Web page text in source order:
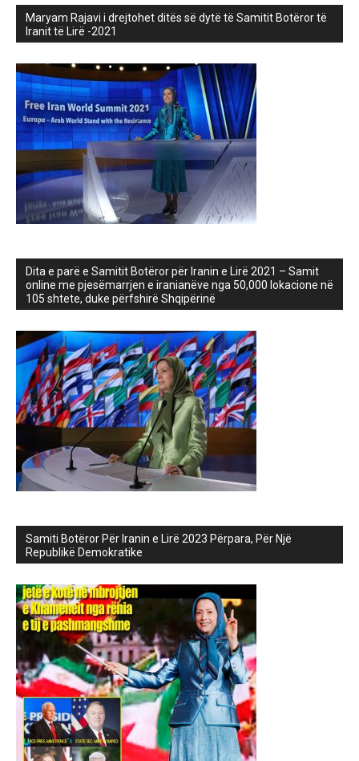
Maryam Rajavi i drejtohet ditës së dytë të Samitit Botëror të
Iranit të Lirë -2021
Dita e parë e Samitit Botëror për Iranin e Lirë 2021 – Samit
online me pjesëmarrjen e iranianëve nga 50,000 lokacione në
105 shtete, duke përfshirë Shqipërinë
Samiti Botëror Për Iranin e Lirë 2023 Përpara, Për Një
Republikë Demokratike